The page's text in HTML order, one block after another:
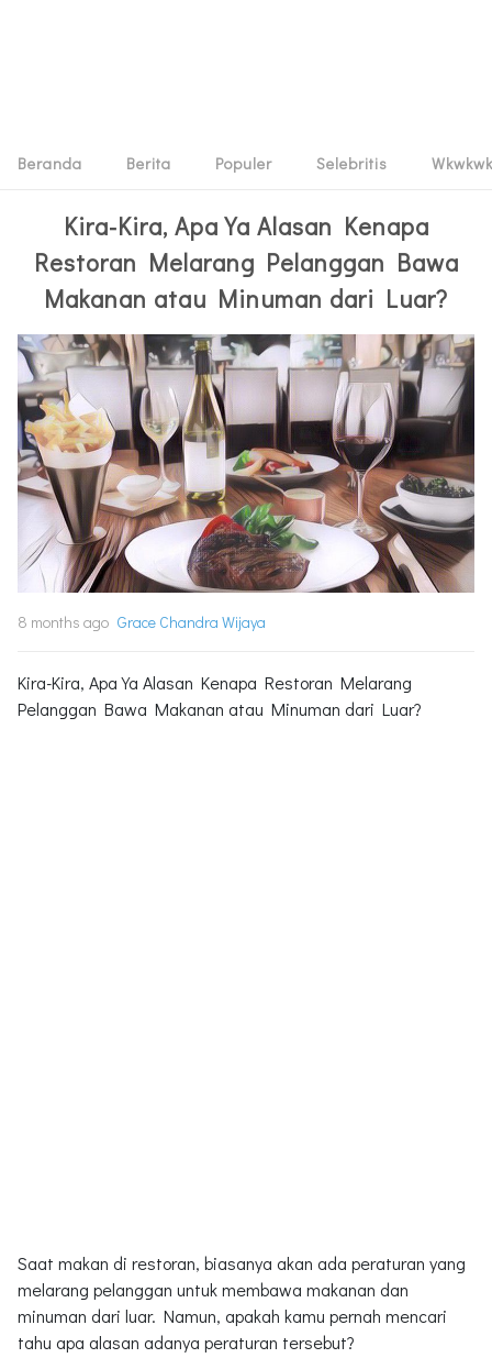
Beranda Berita Populer Selebritis Wkwkwk
Kira-Kira, Apa Ya Alasan Kenapa
Restoran Melarang Pelanggan Bawa
Makanan atau Minuman dari Luar?
8 months ago Grace Chandra Wijaya
Kira-Kira, Apa Ya Alasan Kenapa Restoran Melarang
Pelanggan Bawa Makanan atau Minuman dari Luar?
Saat makan di restoran, biasanya akan ada peraturan yang
melarang pelanggan untuk membawa makanan dan
minuman dari luar. Namun, apakah kamu pernah mencari
tahu apa alasan adanya peraturan tersebut?